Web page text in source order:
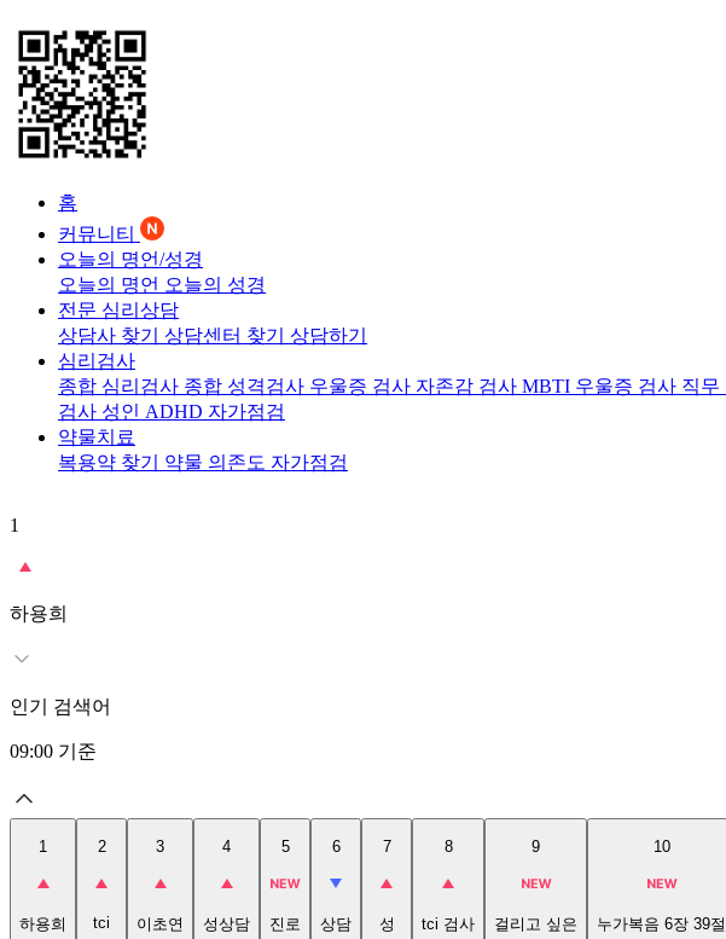
홈
커뮤니티
오늘의 명언/성경
오늘의 명언 오늘의 성경
전문 심리상담
상담사 찾기 상담센터 찾기 상담하기
심리검사
종합 심리검사 종합 성격검사 우울증 검사 자존감 검사 MBTI 우울증 검사 직무
검사 성인 ADHD 자가점검
약물치료
복용약 찾기 약물 의존도 자가점검
1
하용희
인기 검색어
09:00 기준
1
하용희
2
tci
3
이초연
4
성상담
5
진로
6
상담
7
성
8
tci 검사
9
걸리고 싶은
10
누가복음 6장 39절